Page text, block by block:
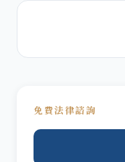
免費法律諮詢